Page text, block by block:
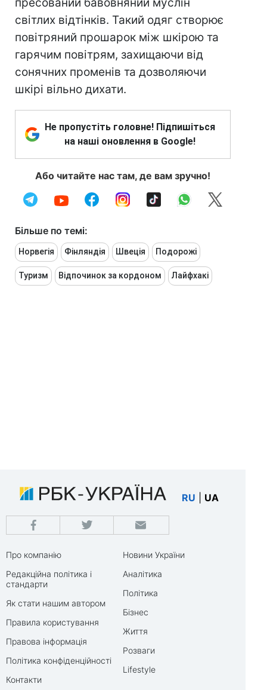
пресований бавовняний муслін
світлих відтінків. Такий одяг створює
повітряний прошарок між шкірою та
гарячим повітрям, захищаючи від
сонячних променів та дозволяючи
шкірі вільно дихати.
Не пропустіть головне! Підпишіться
на наші оновлення в Google!
Або читайте нас там, де вам зручно!
Більше по темі:
Норвегія Фінляндія Швеція Подорожі
Туризм Відпочинок за кордоном Лайфхакі
RU UA
Про компанію
Редакційна політика і
стандарти
Як стати нашим автором
Правила користування
Правова інформація
Політика конфіденційності
Контакти
Новини України
Аналітика
Політика
Бізнес
Життя
Розваги
Lifestyle